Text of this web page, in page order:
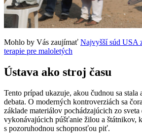
Mohlo by Vás zaujímať Najvyšší súd USA
terapie pre maloletých
Ústava ako stroj času
Tento prípad ukazuje, akou čudnou sa stala
debata. O moderných kontroverziách sa
základe materiálov pochádzajúcich zo
vykonávajúcich púšťanie žilou a štátnikov,
s pozoruhodnou schopnosťou piť.